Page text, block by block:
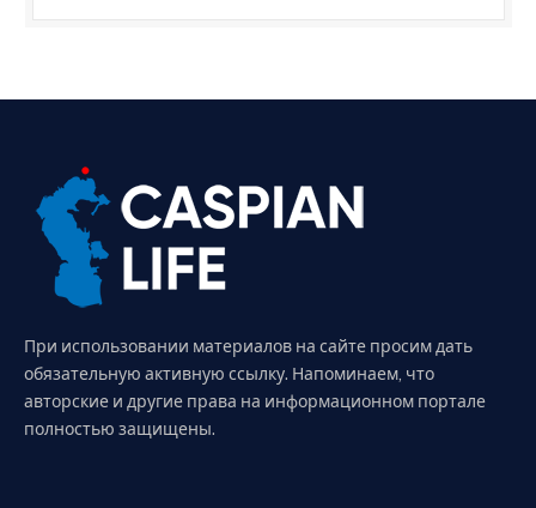
При использовании материалов на сайте просим дать
обязательную активную ссылку. Напоминаем, что
авторские и другие права на информационном портале
полностью защищены.